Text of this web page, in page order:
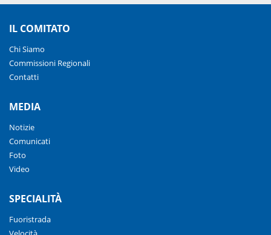
IL COMITATO
Chi Siamo
Commissioni Regionali
Contatti
MEDIA
Notizie
Comunicati
Foto
Video
SPECIALITÀ
Fuoristrada